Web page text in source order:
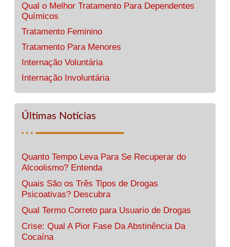
Qual o Melhor Tratamento Para Dependentes
Químicos
Tratamento Feminino
Tratamento Para Menores
Internação Voluntária
Internação Involuntária
Últimas Notícias
Quanto Tempo Leva Para Se Recuperar do
Alcoolismo? Entenda
Quais São os Três Tipos de Drogas
Psicoativas? Descubra
Qual Termo Correto para Usuario de Drogas
Crise: Qual A Pior Fase Da Abstinência Da
Cocaína